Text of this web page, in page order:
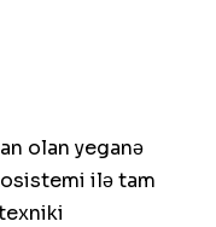
olan yeganə
ilə tam